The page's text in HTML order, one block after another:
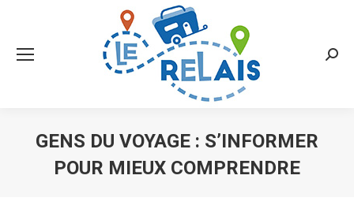
GENS DU VOYAGE : S’INFORMER
POUR MIEUX COMPRENDRE